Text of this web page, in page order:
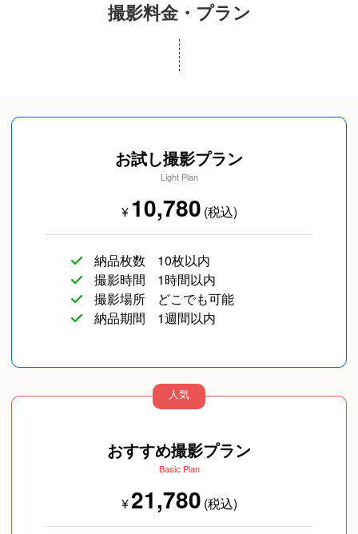
（笑顔の写真が残るのかな）と不安な方も多いかと
私のからも、ポーズの提案などはさせていただきま
すし、撮影されるかたが笑顔になれるよう
お話ししながら撮影を進めていきますし、事前のご
相談で少しでも不安が和らいだらいいな、と思うの
お気軽にご相談くださいませ。
お写真を見返した際に撮って良かったな、楽しかっ
ろしくお願いします！
り/当日撮り)
カップルフォト 友達
撮影料金・プラン
お試し撮影プラン
Light Plan
¥10,780 (税込)
納品枚数
10枚以内
撮影時間
1時間以内
撮影場所
どこでも可能
納品期間
1週間以内
人気
おすすめ撮影プラン
Basic Plan
¥21,780 (税込)